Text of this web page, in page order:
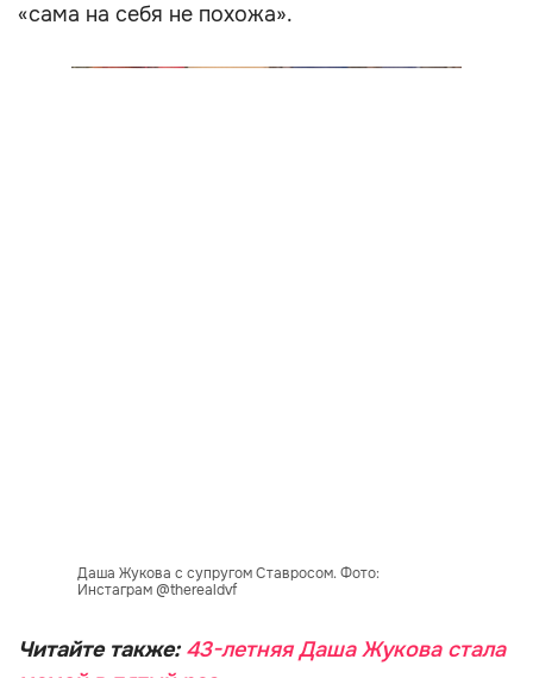
«сама на себя не похожа».
Даша Жукова с супругом Ставросом. Фото:
Инстаграм @therealdvf
Читайте также: 43-летняя Даша Жукова стала